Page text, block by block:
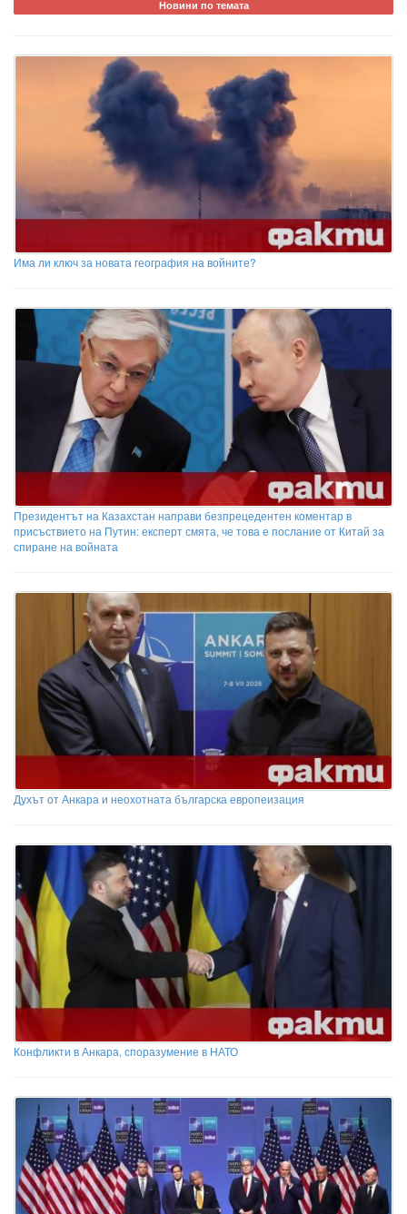
Новини по темата
Има ли ключ за новата география на войните?
Президентът на Казахстан направи безпрецедентен коментар в
присъствието на Путин: експерт смята, че това е послание от Китай за
спиране на войната
Духът от Анкара и неохотната българска европеизация
Конфликти в Анкара, споразумение в НАТО